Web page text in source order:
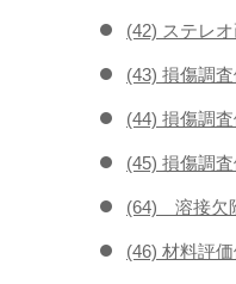
(42) ステレ
(43) 損傷調
(44) 損傷調
(45) 損傷調
(64) 溶接欠
(46) 材料評